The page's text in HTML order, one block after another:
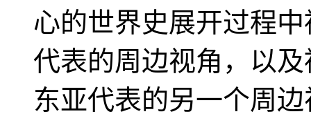
心的世界史展开过程
代表的周边视角，以
东亚代表的另一个周